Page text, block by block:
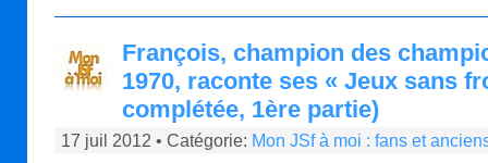
François, champion des
1970, raconte ses « Jeux sans
complétée, 1ère partie)
17 juil 2012 • Catégorie: Mon JSf à moi : fans et